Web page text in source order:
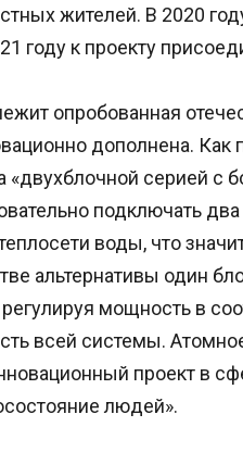
жителей. В 2020
году к проекту
опробованная
дополнена. Как
«двухблочной серией с
подключать
воды, что
альтернативы один
мощность в
всей системы.
проект в
людей».